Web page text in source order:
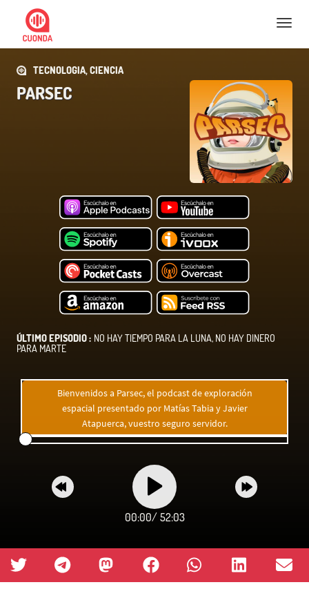
Nav
TECNOLOGIA, CIENCIA
PARSEC
ÚLTIMO EPISODIO : NO HAY TIEMPO PARA LA LUNA, NO HAY DINERO
PARA MARTE
Bienvenidos a Parsec, el podcast de exploración
espacial presentado por Matías Tabia y Javier
Atapuerca, vuestro seguro servidor.
00:00/ 52:03